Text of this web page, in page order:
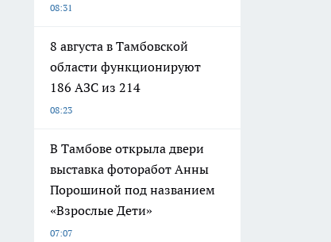
08:31
8 августа в Тамбовской
области функционируют
186 АЗС из 214
08:23
В Тамбове открыла двери
выставка фоторабот Анны
Порошиной под названием
«Взрослые Дети»
07:07